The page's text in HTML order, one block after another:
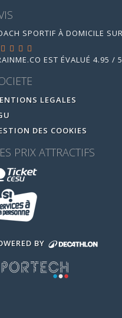
SPORTIF À DOMICILE
EST ÉVALUÉ 4.95 / 5
LEGALES
DES COOKIES
PRIX ATTRACTIFS
BY